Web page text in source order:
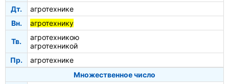
Дт.
агротехнике
Вн.
агротехнику
Тв.
агротехникою
агротехникой
Пр.
агротехнике
Множественное число